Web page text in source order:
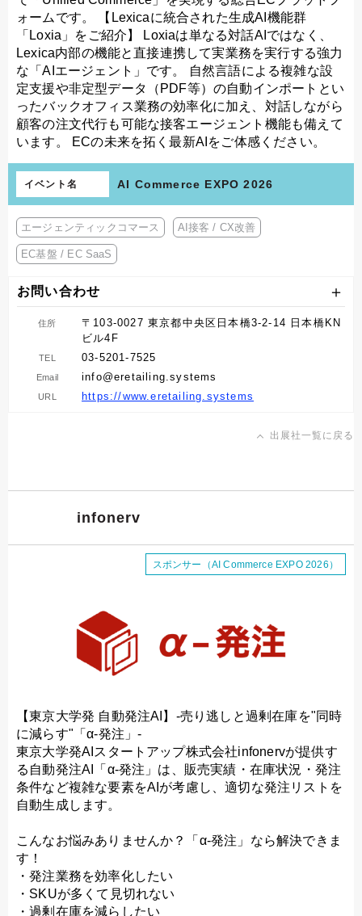
ォームです。 【Lexicaに統合された生成AI機能群
「Loxia」をご紹介】 Loxiaは単なる対話AIではなく、
Lexica内部の機能と直接連携して実業務を実行する強力
な「AIエージェント」です。 自然言語による複雑な設
定支援や非定型データ（PDF等）の自動インポートとい
ったバックオフィス業務の効率化に加え、対話しながら
顧客の注文代行も可能な接客エージェント機能も備えて
います。 ECの未来を拓く最新AIをご体感ください。
イベント名 AI Commerce EXPO 2026
エージェンティックコマース AI接客 / CX改善
EC基盤 / EC SaaS
お問い合わせ
住所
〒103-0027 東京都中央区日本橋3-2-14 日本橋KN
ビル4F
TEL 03-5201-7525
Email info@eretailing.systems
URL https://www.eretailing.systems
出展社一覧に戻る
infonerv
スポンサー（AI Commerce EXPO 2026）
【東京大学発 自動発注AI】-売り逃しと過剰在庫を"同時
に減らす"「α-発注」-
東京大学発AIスタートアップ株式会社infonervが提供す
る自動発注AI「α-発注」は、販売実績・在庫状況・発注
条件など複雑な要素をAIが考慮し、適切な発注リストを
自動生成します。
こんなお悩みありませんか？「α-発注」なら解決できま
す！
・発注業務を効率化したい
・SKUが多くて見切れない
・過剰在庫を減らしたい